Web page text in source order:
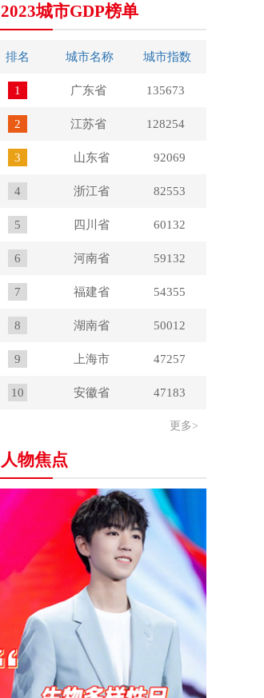
2023城市GDP榜单
排名 城市名称 城市指数
1 广东省 135673
2 江苏省 128254
3 山东省 92069
4 浙江省 82553
5 四川省 60132
6 河南省 59132
7 福建省 54355
8 湖南省 50012
9 上海市 47257
10 安徽省 47183
更多>
人物焦点